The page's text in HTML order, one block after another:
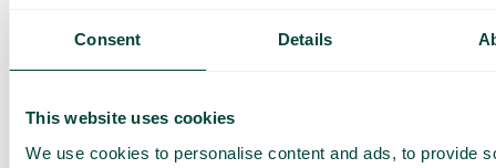
Consent Details
This website uses cookies
We use cookies to personalise content and ads, to provide
SMS-vastaukset:
Vastaa matkapuhelinkäyttäjille lähettämällä tekstiviesti